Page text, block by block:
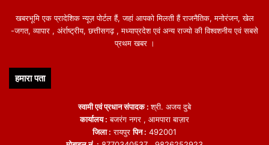
खबरभूमि एक प्रादेशिक न्यूज़ पोर्टल हैं, जहां आपको मिलती हैं राजनैतिक, मनोरंजन, खेल
-जगत, व्यापार , अंर्राष्ट्रीय, छत्तीसगढ़ , मध्याप्रदेश एवं अन्य राज्यो की विश्वशनीय एवं सबसे
प्रथम खबर ।
हमारा पता
स्वामी एवं प्रधान संपादक :श्री. अजय दुबे
कार्यालय : बजरंग नगर , आमपारा बाज़ार
जिला : रायपुरपिन : 492001